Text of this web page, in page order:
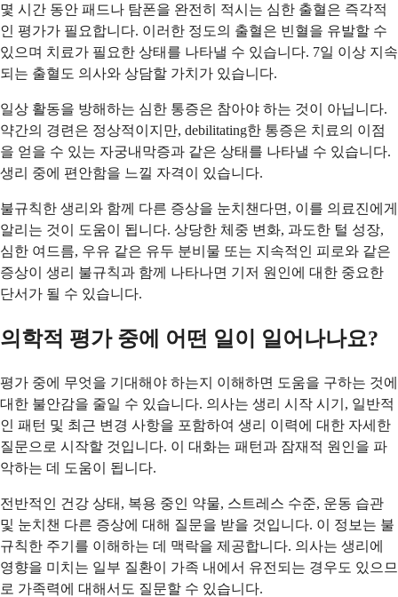
몇 시간 동안 패드나 탐폰을 완전히 적시는 심한 출혈은 즉각적
인 평가가 필요합니다. 이러한 정도의 출혈은 빈혈을 유발할 수
있으며 치료가 필요한 상태를 나타낼 수 있습니다. 7일 이상 지속
되는 출혈도 의사와 상담할 가치가 있습니다.
일상 활동을 방해하는 심한 통증은 참아야 하는 것이 아닙니다.
약간의 경련은 정상적이지만, debilitating한 통증은 치료의 이점
을 얻을 수 있는 자궁내막증과 같은 상태를 나타낼 수 있습니다.
생리 중에 편안함을 느낄 자격이 있습니다.
불규칙한 생리와 함께 다른 증상을 눈치챈다면, 이를 의료진에게
알리는 것이 도움이 됩니다. 상당한 체중 변화, 과도한 털 성장,
심한 여드름, 우유 같은 유두 분비물 또는 지속적인 피로와 같은
증상이 생리 불규칙과 함께 나타나면 기저 원인에 대한 중요한
단서가 될 수 있습니다.
의학적 평가 중에 어떤 일이 일어나나요?
평가 중에 무엇을 기대해야 하는지 이해하면 도움을 구하는 것에
대한 불안감을 줄일 수 있습니다. 의사는 생리 시작 시기, 일반적
인 패턴 및 최근 변경 사항을 포함하여 생리 이력에 대한 자세한
질문으로 시작할 것입니다. 이 대화는 패턴과 잠재적 원인을 파
악하는 데 도움이 됩니다.
전반적인 건강 상태, 복용 중인 약물, 스트레스 수준, 운동 습관
및 눈치챈 다른 증상에 대해 질문을 받을 것입니다. 이 정보는 불
규칙한 주기를 이해하는 데 맥락을 제공합니다. 의사는 생리에
영향을 미치는 일부 질환이 가족 내에서 유전되는 경우도 있으므
로 가족력에 대해서도 질문할 수 있습니다.